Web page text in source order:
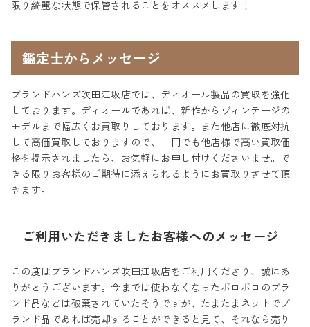
限り綺麗な状態で保管されることをオススメします！
鑑定士からメッセージ
ブランドハンズ吹田江坂店では、ディオール製品の買取を強化
しております。ディオールであれば、新作からヴィンテージの
モデルまで幅広くお買取りしております。また他店に徹底対抗
して高価買取しておりますので、一円でも他店様で高い買取価
格を提示されましたら、お気軽にお申し付けくださいませ。で
きる限りお客様のご期待に添えられるようにお買取りさせて頂
きます。
ご利用いただきましたお客様へのメッセージ
この度はブランドハンズ吹田江坂店をご利用くださり、誠にあ
りがとうございます。今までは使わなくなったボロボロのブラ
ンド品などは破棄されていたそうですが、たまたまネットでブ
ランド品であれば売却することができると見て、それなら売り